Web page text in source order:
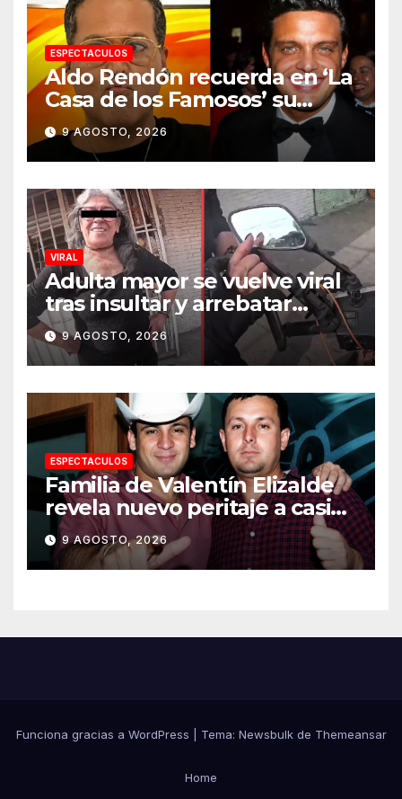
ESPECTACULOS
Aldo Rendón recuerda en ‘La
Casa de los Famosos’ su
encuentro con Luis Miguel
9 AGOSTO, 2026
VIRAL
Adulta mayor se vuelve viral
tras insultar y arrebatar
celular a repartidor
9 AGOSTO, 2026
ESPECTACULOS
Familia de Valentín Elizalde
revela nuevo peritaje a casi
20 años de su homîcîdîo
9 AGOSTO, 2026
Funciona gracias a WordPress Tema: Newsbulkde Themeansar
Home